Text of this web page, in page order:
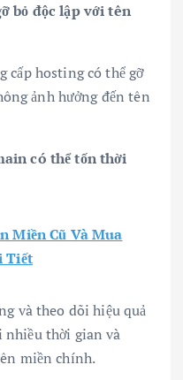
bỏ độc lập với tên
cấp hosting có thể gỡ
ảnh hưởng đến tên
có thể tốn thời
Miền Cũ Và Mua
Tiết
và theo dõi hiệu quả
nhiều thời gian và
miền chính.